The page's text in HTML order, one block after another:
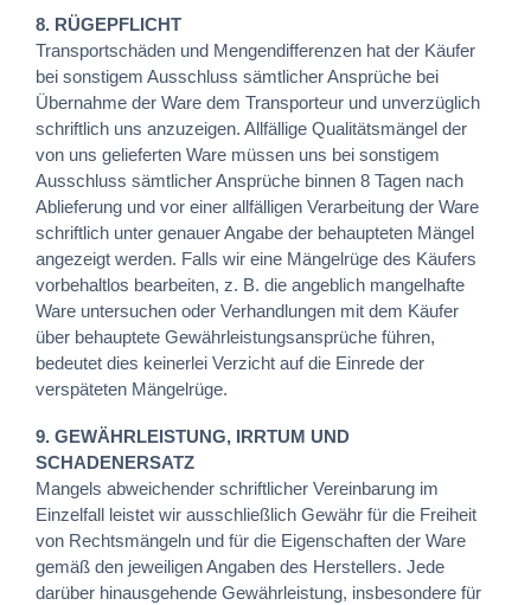
8. RÜGEPFLICHT
Transportschäden und Mengendifferenzen hat der Käufer
bei sonstigem Ausschluss sämtlicher Ansprüche bei
Übernahme der Ware dem Transporteur und unverzüglich
schriftlich uns anzuzeigen. Allfällige Qualitätsmängel der
von uns gelieferten Ware müssen uns bei sonstigem
Ausschluss sämtlicher Ansprüche binnen 8 Tagen nach
Ablieferung und vor einer allfälligen Verarbeitung der Ware
schriftlich unter genauer Angabe der behaupteten Mängel
angezeigt werden. Falls wir eine Mängelrüge des Käufers
vorbehaltlos bearbeiten, z. B. die angeblich mangelhafte
Ware untersuchen oder Verhandlungen mit dem Käufer
über behauptete Gewährleistungsansprüche führen,
bedeutet dies keinerlei Verzicht auf die Einrede der
verspäteten Mängelrüge.
9. GEWÄHRLEISTUNG, IRRTUM UND
SCHADENERSATZ
Mangels abweichender schriftlicher Vereinbarung im
Einzelfall leistet wir ausschließlich Gewähr für die Freiheit
von Rechtsmängeln und für die Eigenschaften der Ware
gemäß den jeweiligen Angaben des Herstellers. Jede
darüber hinausgehende Gewährleistung, insbesondere für